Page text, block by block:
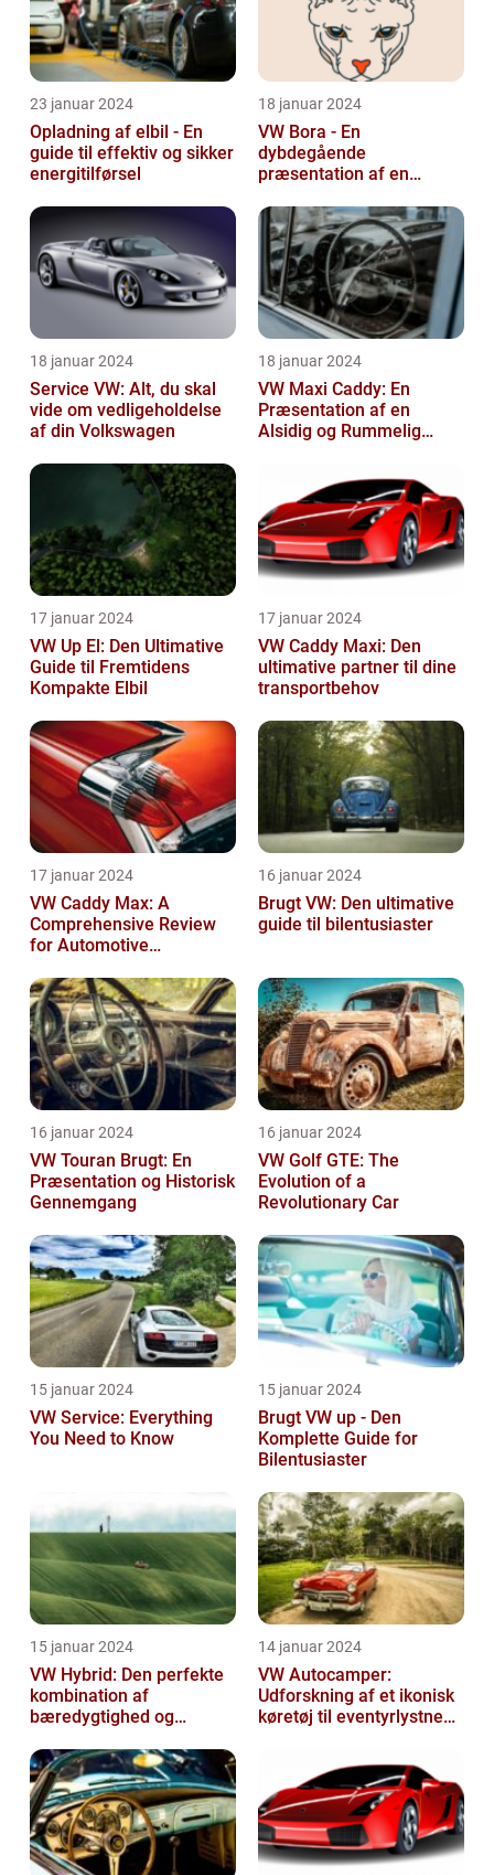
23 januar 2024
Opladning af elbil - En
guide til effektiv og sikker
energitilførsel
18 januar 2024
VW Bora - En
dybdegående
præsentation af en
18 januar 2024
Service VW: Alt, du skal
vide om vedligeholdelse
af din Volkswagen
18 januar 2024
VW Maxi Caddy: En
Præsentation af en
Alsidig og Rummelig
17 januar 2024
VW Up El: Den Ultimative
Guide til Fremtidens
Kompakte Elbil
17 januar 2024
VW Caddy Maxi: Den
ultimative partner til dine
transportbehov
17 januar 2024
VW Caddy Max: A
Comprehensive Review
for Automotive
16 januar 2024
Brugt VW: Den ultimative
guide til bilentusiaster
16 januar 2024
VW Touran Brugt: En
Præsentation og Historisk
Gennemgang
16 januar 2024
VW Golf GTE: The
Evolution of a
Revolutionary Car
15 januar 2024
VW Service: Everything
You Need to Know
15 januar 2024
Brugt VW up - Den
Komplette Guide for
Bilentusiaster
15 januar 2024
VW Hybrid: Den perfekte
kombination af
bæredygtighed og
14 januar 2024
VW Autocamper:
Udforskning af et ikonisk
køretøj til eventyrlystne